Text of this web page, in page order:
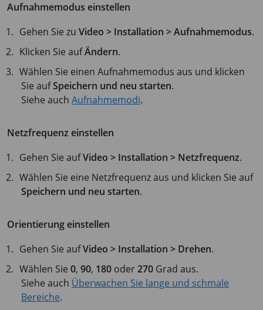
Aufnahmemodus einstellen
Gehen Sie zuVideo > Installation > Aufnahmemodus.
Klicken Sie aufÄndern.
Wählen Sie einen Aufnahmemodus aus und klicken
Sie aufSpeichern und neu starten.
Siehe auch Aufnahmemodi.
Netzfrequenz einstellen
Gehen Sie aufVideo > Installation > Netzfrequenz.
Wählen Sie eine Netzfrequenz aus und klicken Sie auf
Speichern und neu starten.
Orientierung einstellen
Gehen Sie aufVideo > Installation > Drehen.
Wählen Sie0,90, 180 oder270 Grad aus.
Siehe auch Überwachen Sie lange und schmale
Bereiche.